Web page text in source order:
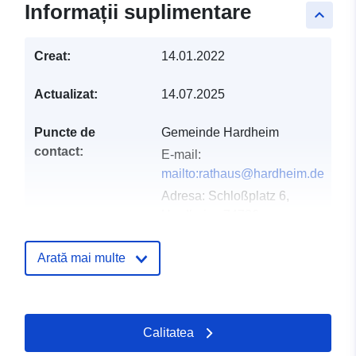
keyboard_arrow_up
Informații suplimentare
Creat: 14.01.2022
Actualizat: 14.07.2025
Puncte de
contact:
Gemeinde Hardheim
E-mail:
mailto:rathaus@hardheim.de
Adresa: Schloßplatz 6,
Registru catalog: Adăugat la data.europa.eu: 21
2026
Arată mai multe
Calitatea